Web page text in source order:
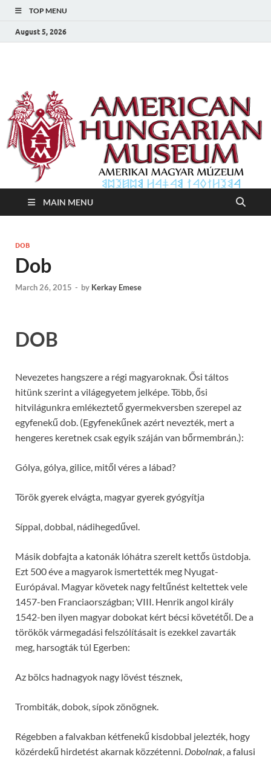
TOP MENU
August 5, 2026
Amerikai Magyar
Múzeum
MAIN MENU
DOB
Dob
March 26, 2015 - by Kerkay Emese
DOB
Nevezetes hangszere a régi magyaroknak. Ősi táltos
hitünk szerint a világegyetem jelképe. Több, ősi
hitvilágunkra emlékeztető gyermekversben szerepel az
egyfenekű dob. (Egyfenekűnek azért nevezték, mert a
hengeres keretnek csak egyik száján van bőrmembrán.):
Gólya, gólya, gilice, mitől véres a lábad?
Török gyerek elvágta, magyar gyerek gyógyítja
Síppal, dobbal, nádihegedűvel.
Másik dobfajta a katonák lóhátra szerelt kettős üstdobja.
Ezt 500 éve a magyarok ismertették meg Nyugat-
Európával. Magyar követek nagy feltűnést keltettek vele
1457-ben Franciaországban; VIII. Henrik angol király
1542-ben ilyen magyar dobokat kért bécsi követétől. De a
törökök vármegadási felszólításait is ezekkel zavarták
meg, harsogták túl Egerben:
Az bölcs hadnagyok nagy lövést tésznek,
Trombiták, dobok, sípok zönögnek.
Régebben a falvakban kétfenekű kisdobbal jelezték, hogy
közérdekű hirdetést akarnak közzétenni. Dobolnak, a falusi